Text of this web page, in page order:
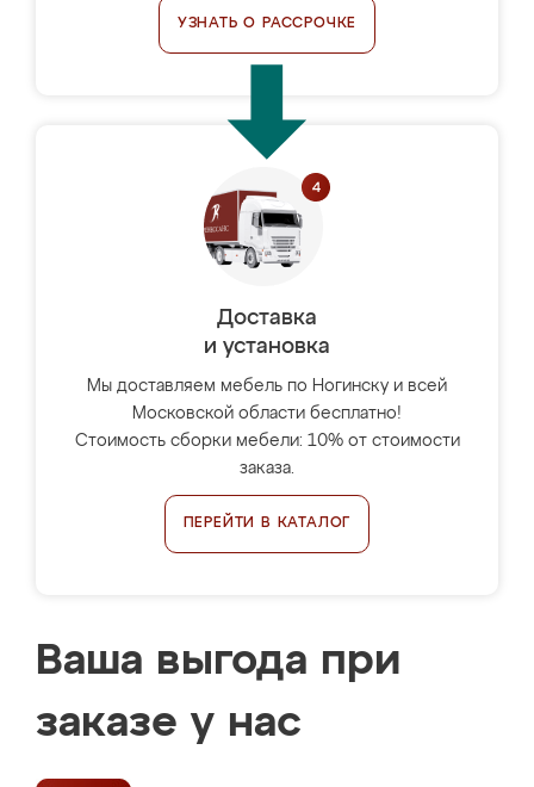
УЗНАТЬ О РАССРОЧКЕ
Доставка
и установка
Мы доставляем мебель по Ногинску и всей
Московской области бесплатно!
Стоимость сборки мебели: 10% от стоимости
заказа.
ПЕРЕЙТИ В КАТАЛОГ
Ваша выгода при
заказе у нас